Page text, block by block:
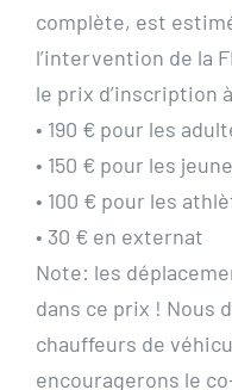
complète, est
l’intervention de la
le prix d’inscription
• 190 € pour les
• 150 € pour les
• 100 € pour les
• 30 € en externat
Note: les
dans ce prix ! Nous
chauffeurs de
encouragerons le